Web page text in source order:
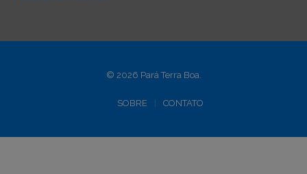
© 2026 Pará Terra Boa.
SOBRE CONTATO